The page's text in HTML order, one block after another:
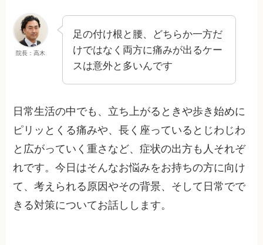
院長：高木
足の付け根と腰、どちらか一方だ
けではなく両方に痛みが出るケー
スは意外と多いんです
日常生活の中でも、立ち上がるときや歩き始めに
ピリッとくる痛みや、長く座っているとじわじわ
と広がっていく重さなど、症状の出方も人それぞ
れです。今日はそんなお悩みをお持ちの方に向け
て、考えられる原因やその背景、そして日常でで
きる対策についてお話しします。